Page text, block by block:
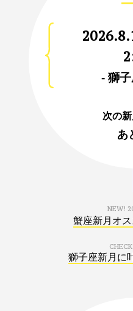
- 獅
次の
あ
NEW!
蟹座新月オ
獅子座新月に